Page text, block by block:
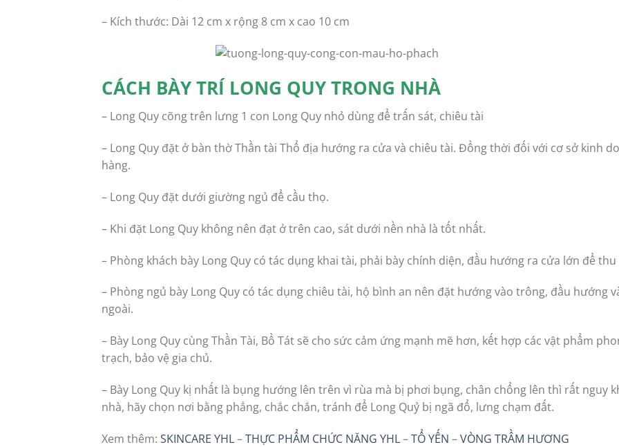
– Kích thước: Dài 12 cm x rộng 8 cm x cao 10 cm
CÁCH BÀY TRÍ LONG QUY TRONG NHÀ
– Long Quy cõng trên lưng 1 con Long Quy nhỏ dùng để trấn sát, chiêu tài
– Long Quy đặt ở bàn thờ Thần tài Thổ địa hướng ra cửa và chiêu tài. Đồng thời đối với cơ sở kinh
hàng.
– Long Quy đặt dưới giường ngủ để cầu thọ.
– Khi đặt Long Quy không nên đạt ở trên cao, sát dưới nền nhà là tốt nhất.
– Phòng khách bày Long Quy có tác dụng khai tài, phải bày chính diện, đầu hướng ra cửa lớn để
– Phòng ngủ bày Long Quy có tác dụng chiêu tài, hộ bình an nên đặt hướng vào trông, đầu hướng
ngoài.
– Bày Long Quy cùng Thần Tài, Bồ Tát sẽ cho sức cảm ứng mạnh mẽ hơn, kết hợp các vật phẩm
trạch, bảo vệ gia chủ.
– Bày Long Quy kị nhất là bụng hướng lên trên vì rùa mà bị phơi bụng, chân chổng lên thì rất nguy
nhà, hãy chọn nơi bằng phẳng, chắc chắn, tránh để Long Quỷ bị ngã đổ, lưng chạm đất.
Xem thêm: SKINCARE YHL–THỰC PHẨM CHỨC NĂNG YHL–TỔ YẾN –VÒNG TRẦM HƯƠNG